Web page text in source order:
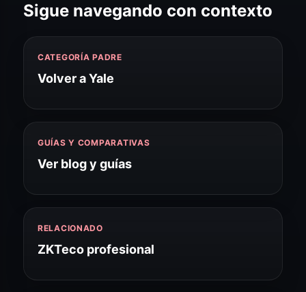
Sigue navegando con contexto
CATEGORÍA PADRE
Volver a Yale
GUÍAS Y COMPARATIVAS
Ver blog y guías
RELACIONADO
ZKTeco profesional